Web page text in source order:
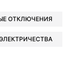
ОТКЛЮЧЕНИЯ